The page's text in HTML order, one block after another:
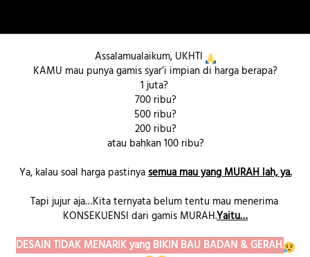
Assalamualaikum, UKHTI
KAMU mau punya gamis syar’i impian di harga berapa?
1 juta?
700 ribu?
500 ribu?
200 ribu?
atau bahkan 100 ribu?
Ya, kalau soal harga pastinyasemua mau yang MURAH lah, ya.
Tapi jujur aja…Kita ternyata belum tentu mau menerima
KONSEKUENSI dari gamis MURAH.Yaitu…
DESAIN TIDAK MENARIK yang BIKIN BAU BADAN & GERAH.